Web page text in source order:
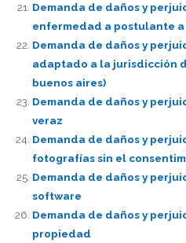
Demanda de daños y
enfermedad a postulante
Demanda de daños y
adaptado a la jurisdicción
buenos aires)
Demanda de daños y
veraz
Demanda de daños y
fotografías sin el
Demanda de daños y
software
Demanda de daños y
propiedad